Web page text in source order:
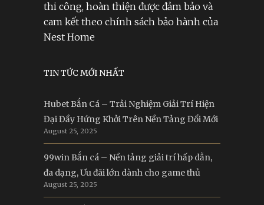
thi công, hoàn thiện được đảm bảo và
cam kết theo chính sách bảo hành của
Nest Home
TIN TỨC MỚI NHẤT
Hubet Bắn Cá – Trải Nghiệm Giải Trí Hiện
Đại Đầy Hứng Khởi Trên Nền Tảng Đổi Mới
August 25, 2025
99win Bắn cá – Nền tảng giải trí hấp dẫn,
đa dạng, Ưu đãi lớn dành cho game thủ
August 25, 2025